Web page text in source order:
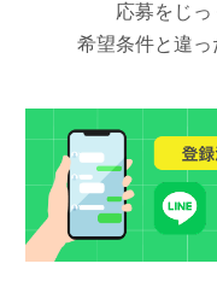
応募をじっ
希望条件と違っ